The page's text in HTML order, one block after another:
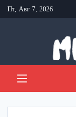
Перейти
к
Пт, Авг 7, 2026